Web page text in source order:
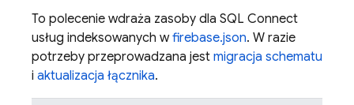
To polecenie wdraża zasoby dla SQL Connect
usług indeksowanych wfirebase.json. W razie
potrzeby przeprowadzana jest migracja schematu
i aktualizacja łącznika.